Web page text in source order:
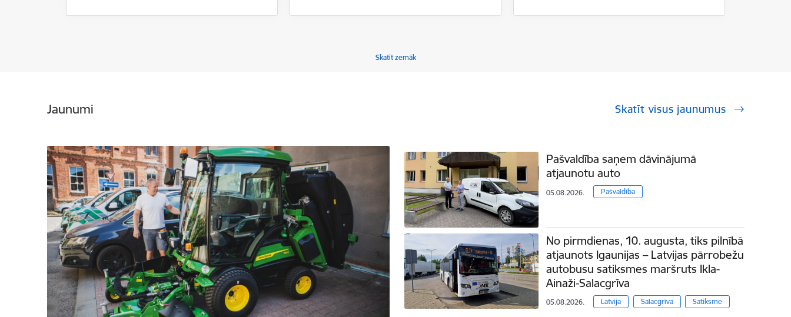
Skatīt zemāk
Jaunumi Skatīt visus jaunumus
Pašvaldība saņem dāvinājumā
atjaunotu auto
05.08.2026. Pašvaldība
No pirmdienas, 10. augusta, tiks pilnībā
atjaunots Igaunijas – Latvijas pārrobežu
autobusu satiksmes maršruts Ikla-
Ainaži-Salacgrīva
05.08.2026. Latvija Salacgrīva Satiksme